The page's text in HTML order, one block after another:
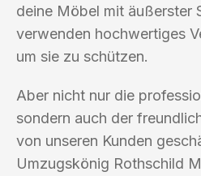
deine Möbel mit äußerster
verwenden hochwertiges
um sie zu schützen.
Aber nicht nur die
sondern auch der
von unseren Kunden
Umzugskönig Rothschild